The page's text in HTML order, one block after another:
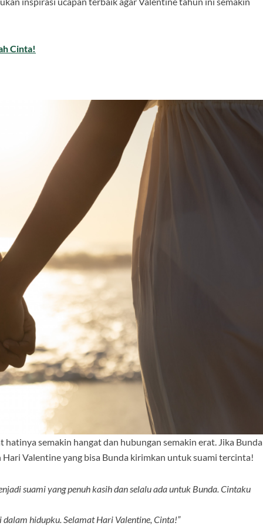
Cinta!
semakin hangat dan hubungan semakin erat. Jika Bunda
Valentine yang bisa Bunda kirimkan untuk suami tercinta!
suami yang penuh kasih dan selalu ada untuk Bunda. Cintaku
hidupku. Selamat Hari Valentine, Cinta!”